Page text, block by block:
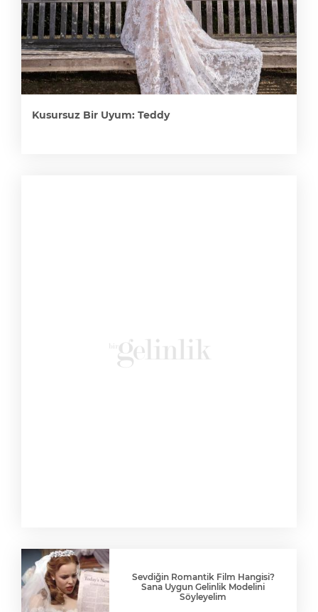
Kusursuz Bir Uyum: Teddy
Sevdiğin Romantik Film Hangisi?
Sana Uygun Gelinlik Modelini
Söyleyelim